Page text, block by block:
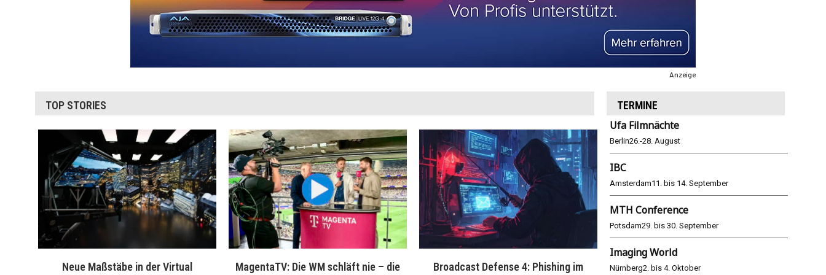
Anzeige
TOP STORIES
Neue Maßstäbe in der Virtual MagentaTV: Die WM schläft nie – die Broadcast Defense 4: Phishing im WM 2026: ARD und ZDF im Remote-
TERMINE
Ufa Filmnächte
Berlin26.-28. August
IBC
Amsterdam11. bis 14. September
MTH Conference
Potsdam29. bis 30. September
Imaging World
Nürnberg2. bis 4. Oktober